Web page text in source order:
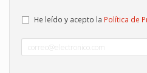
He leído y acepto la Política de